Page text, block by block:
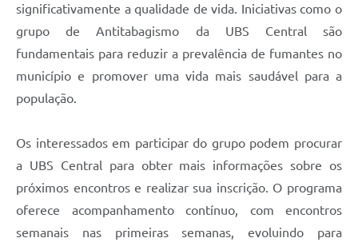
significativamente a qualidade de vida. Iniciativas como o
grupo de Antitabagismo da UBS Central são
fundamentais para reduzir a prevalência de fumantes no
município e promover uma vida mais saudável para a
população.
Os interessados em participar do grupo podem procurar
a UBS Central para obter mais informações sobre os
próximos encontros e realizar sua inscrição. O programa
oferece acompanhamento contínuo, com encontros
semanais nas primeiras semanas, evoluindo para